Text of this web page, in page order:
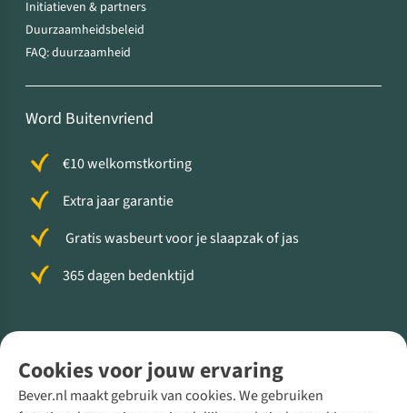
Cookies voor jouw ervaring
Bever.nl maakt gebruik van cookies. We gebruiken
Initiatieven & partners
Duurzaamheidsbeleid
FAQ: duurzaamheid
Word Buitenvriend
€10 welkomstkorting
Extra jaar garantie
Gratis wasbeurt voor je slaapzak of jas
365 dagen bedenktijd